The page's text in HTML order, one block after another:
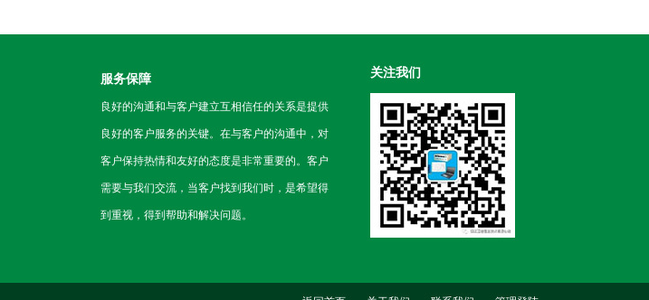
服务保障
良好的沟通和与客户建立互相信任的关系是提供
良好的客户服务的关键。在与客户的沟通中，对
客户保持热情和友好的态度是非常重要的。客户
需要与我们交流，当客户找到我们时，是希望得
到重视，得到帮助和解决问题。
关注我们